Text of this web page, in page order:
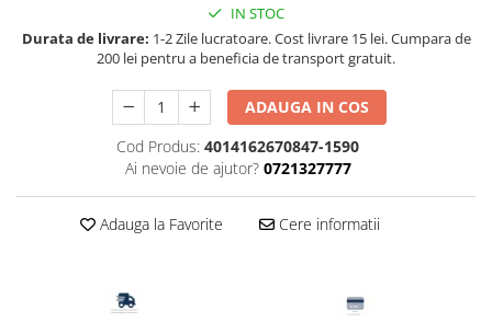
Filtru intern acvariu
Pompa apa acvariu
Lampa pentru acvariu
Neoane si LED-uri pentru acvarii
Incalzitoare
Substrat acvariu
IN STOC
Durata de livrare: 1-2 Zile lucratoare. Cost livrare 15 lei. Cumpara de
200 lei pentru a beneficia de transport gratuit.
ADAUGA IN COS
Cod Produs: 4014162670847-1590
Ai nevoie de ajutor? 0721327777
Adauga la Favorite Cere informatii